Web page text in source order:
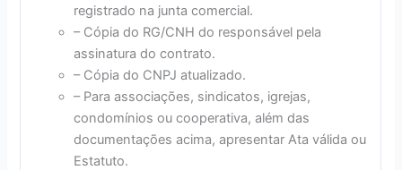
registrado na junta comercial.
– Cópia do RG/CNH do responsável pela
assinatura do contrato.
– Cópia do CNPJ atualizado.
– Para associações, sindicatos, igrejas,
condomínios ou cooperativa, além das
documentações acima, apresentar Ata válida ou
Estatuto.